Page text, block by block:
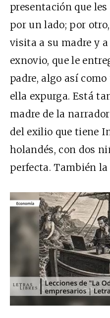
presentación que
por un lado; por
visita a su madre y a
exnovio, que le
padre, algo así
ella expurga. Está
madre de la
del exilio que tiene
holandés, con dos
perfecta. También